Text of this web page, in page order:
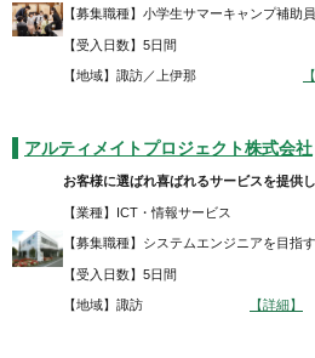
【募集職種】小学生サマーキャンプ補助員
【受入日数】5日間
【地域】諏訪／上伊那
アルティメイトプロジェクト株式会社
お客様に選ばれ喜ばれるサービスを提供
【業種】ICT・情報サービス
【募集職種】システムエンジニアを目指
【受入日数】5日間
【地域】諏訪 【詳細】